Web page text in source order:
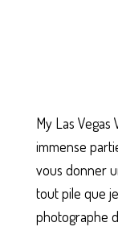
My Las Vegas
immense
vous donner
tout pile que
photographe